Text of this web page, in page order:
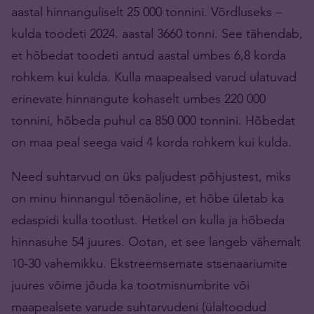
aastal hinnanguliselt 25 000 tonnini. Võrdluseks –
kulda toodeti 2024. aastal 3660 tonni. See tähendab,
et hõbedat toodeti antud aastal umbes 6,8 korda
rohkem kui kulda. Kulla maapealsed varud ulatuvad
erinevate hinnangute kohaselt umbes 220 000
tonnini, hõbeda puhul ca 850 000 tonnini. Hõbedat
on maa peal seega vaid 4 korda rohkem kui kulda.
Need suhtarvud on üks paljudest põhjustest, miks
on minu hinnangul tõenäoline, et hõbe ületab ka
edaspidi kulla tootlust. Hetkel on kulla ja hõbeda
hinnasuhe 54 juures. Ootan, et see langeb vähemalt
10-30 vahemikku. Ekstreemsemate stsenaariumite
juures võime jõuda ka tootmisnumbrite või
maapealsete varude suhtarvudeni (ülaltoodud